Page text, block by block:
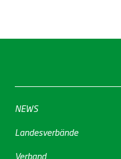
NEWS
Landesverbände
Verband